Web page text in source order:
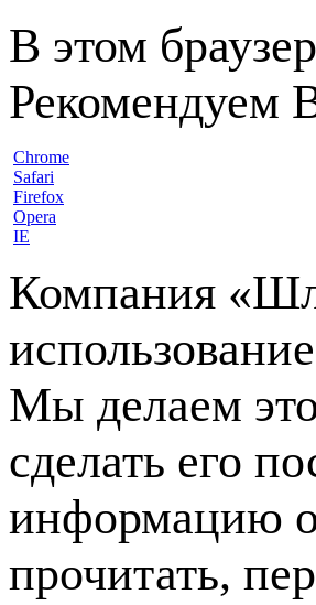
В этом
Рекомендуем
Chrome
Safari
Firefox
Opera
IE
Компания
Мы делаем
сделать его
информацию о
прочитать,